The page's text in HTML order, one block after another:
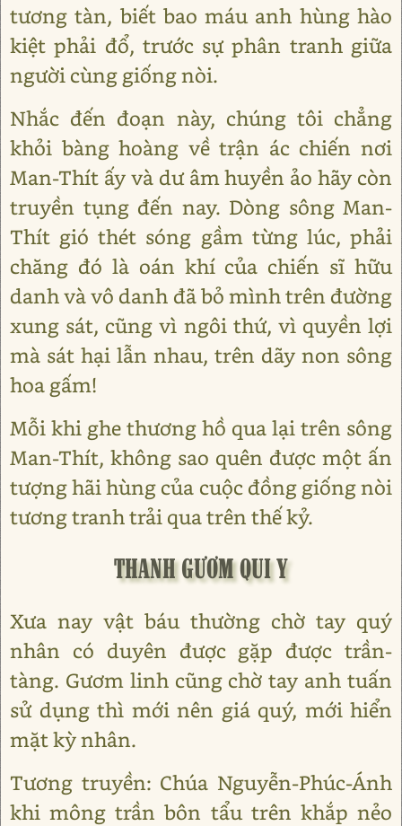
tương tàn, biết bao máu anh hùng hào
kiệt phải đổ, trước sự phân tranh giữa
người cùng giống nòi.
Nhắc đến đoạn này, chúng tôi chẳng
khỏi bàng hoàng về trận ác chiến nơi
Man-Thít ấy và dư âm huyền ảo hãy còn
truyền tụng đến nay. Dòng sông Man-
Thít gió thét sóng gầm từng lúc, phải
chăng đó là oán khí của chiến sĩ hữu
danh và vô danh đã bỏ mình trên đường
xung sát, cũng vì ngôi thứ, vì quyền lợi
mà sát hại lẫn nhau, trên dãy non sông
hoa gấm!
Mỗi khi ghe thương hồ qua lại trên sông
Man-Thít, không sao quên được một ấn
tượng hãi hùng của cuộc đồng giống nòi
tương tranh trải qua trên thế kỷ.
THANH GƯƠM QUI Y
Xưa nay vật báu thường chờ tay quý
nhân có duyên được gặp được trần-
tàng. Gươm linh cũng chờ tay anh tuấn
sử dụng thì mới nên giá quý, mới hiển
mặt kỳ nhân.
Tương truyền: Chúa Nguyễn-Phúc-Ánh
khi mông trần bôn tẩu trên khắp nẻo